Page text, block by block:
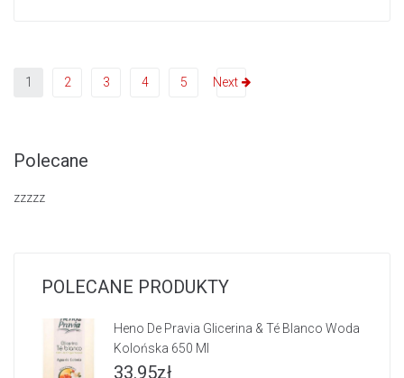
1 2 3 4 5 Next
Polecane
zzzzz
POLECANE PRODUKTY
Heno De Pravia Glicerina & Té Blanco Woda
Kolońska 650 Ml
33.95zł